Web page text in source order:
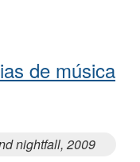
de música
nightfall, 2009